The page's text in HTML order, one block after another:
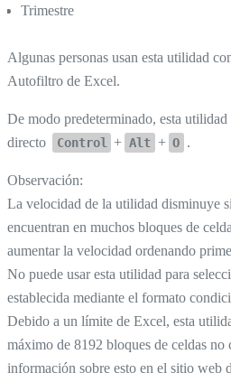
Trimestre
Algunas personas usan esta utilidad
Autofiltro de Excel.
De modo predeterminado, esta
directo
Control + Alt + O .
Observación:
La velocidad de la utilidad disminuye
encuentran en muchos bloques de
aumentar la velocidad ordenando
No puede usar esta utilidad para
establecida mediante el formato
Debido a un límite de Excel, esta
máximo de 8192 bloques de celdas no
información sobre esto en el sitio web